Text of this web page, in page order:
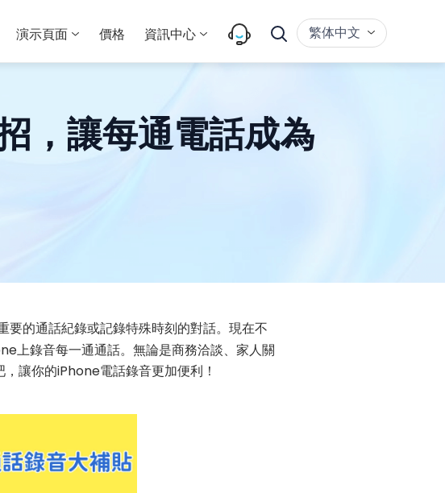
演示頁面 價格 資訊中心 繁体中文
，讓每通電話成為
的通話紀錄或記錄特殊時刻的對話。現在不
上錄音每一通通話。無論是商務洽談、家人關
讓你的iPhone電話錄音更加便利！